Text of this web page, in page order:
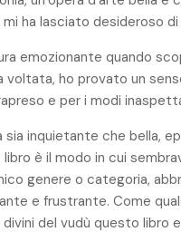
ha lasciato desideroso
emozionante quando
ho provato un
e per i modi
inquietante che bella,
è il modo in cui
genere o categoria,
e frustrante. Come
del vudù questo libro